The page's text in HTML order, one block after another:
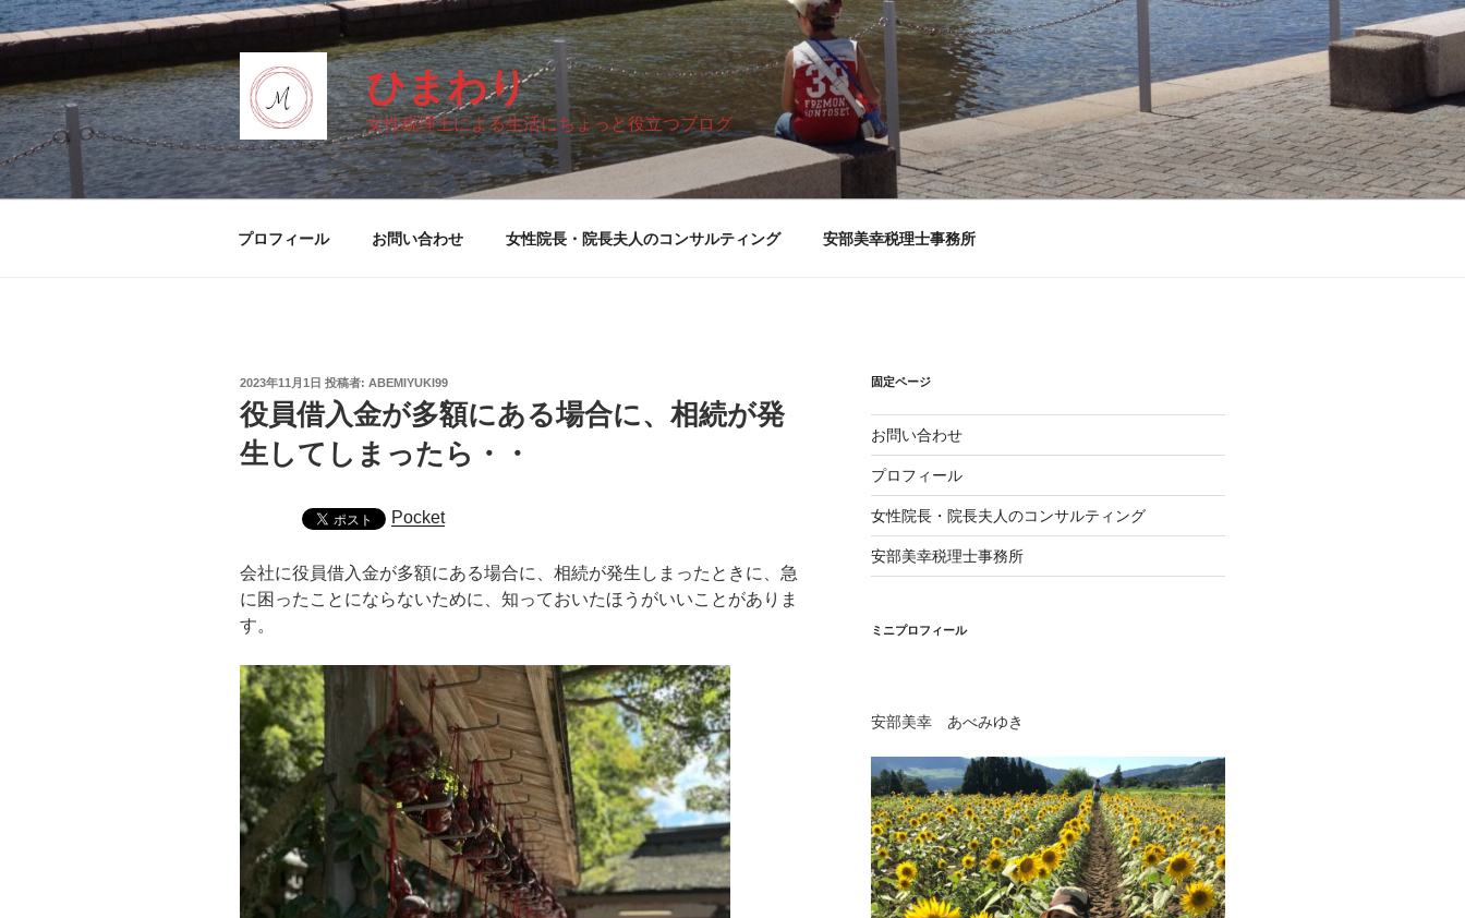
コ
ン
ン
ツ
へ
ス
キ
ひまわり
女性税理士による生活にちょっと役立つブログ
プロフィール お問い合わせ 女性院長・院長夫人のコンサルティング 安部美幸税理士事務所
投
稿
日:
2023年11月1日 投稿者: ABEMIYUKI99
役員借入金が多額にある場合に、相続が発
生してしまったら・・
Pocket
会社に役員借入金が多額にある場合に、相続が発生しまったときに、急
に困ったことにならないために、知っておいたほうがいいことがありま
す。
固定ページ
お問い合わせ
プロフィール
女性院長・院長夫人のコンサルティング
安部美幸税理士事務所
ミニプロフィール
安部美幸 あべみゆき